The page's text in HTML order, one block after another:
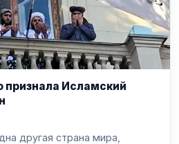
признала Исламский
другая страна мира,